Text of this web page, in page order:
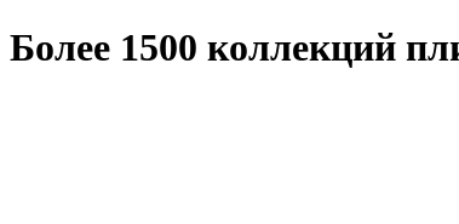
Более 1500 коллекций